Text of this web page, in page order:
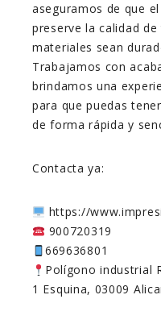
aseguramos de que
preserve la calidad
materiales sean
Trabajamos con
brindamos una
para que puedas
de forma rápida y
Contacta ya:
https://
900720319
669636801
Polígono industrial
1 Esquina, 03009